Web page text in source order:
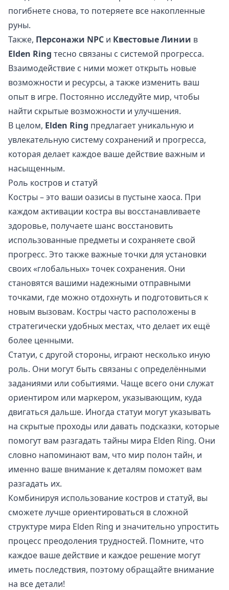
погибнете снова, то потеряете все накопленные
руны.
Также, Персонажи NPC и Квестовые Линии в
Elden Ring тесно связаны с системой прогресса.
Взаимодействие с ними может открыть новые
возможности и ресурсы, а также изменить ваш
опыт в игре. Постоянно исследуйте мир, чтобы
найти скрытые возможности и улучшения.
В целом, Elden Ring предлагает уникальную и
увлекательную систему сохранений и прогресса,
которая делает каждое ваше действие важным и
насыщенным.
Роль костров и статуй
Костры – это ваши оазисы в пустыне хаоса. При
каждом активации костра вы восстанавливаете
здоровье, получаете шанс восстановить
использованные предметы и сохраняете свой
прогресс. Это также важные точки для установки
своих «глобальных» точек сохранения. Они
становятся вашими надежными отправными
точками, где можно отдохнуть и подготовиться к
новым вызовам. Костры часто расположены в
стратегически удобных местах, что делает их ещё
более ценными.
Статуи, с другой стороны, играют несколько иную
роль. Они могут быть связаны с определёнными
заданиями или событиями. Чаще всего они служат
ориентиром или маркером, указывающим, куда
двигаться дальше. Иногда статуи могут указывать
на скрытые проходы или давать подсказки, которые
помогут вам разгадать тайны мира Elden Ring. Они
словно напоминают вам, что мир полон тайн, и
именно ваше внимание к деталям поможет вам
разгадать их.
Комбинируя использование костров и статуй, вы
сможете лучше ориентироваться в сложной
структуре мира Elden Ring и значительно упростить
процесс преодоления трудностей. Помните, что
каждое ваше действие и каждое решение могут
иметь последствия, поэтому обращайте внимание
на все детали!